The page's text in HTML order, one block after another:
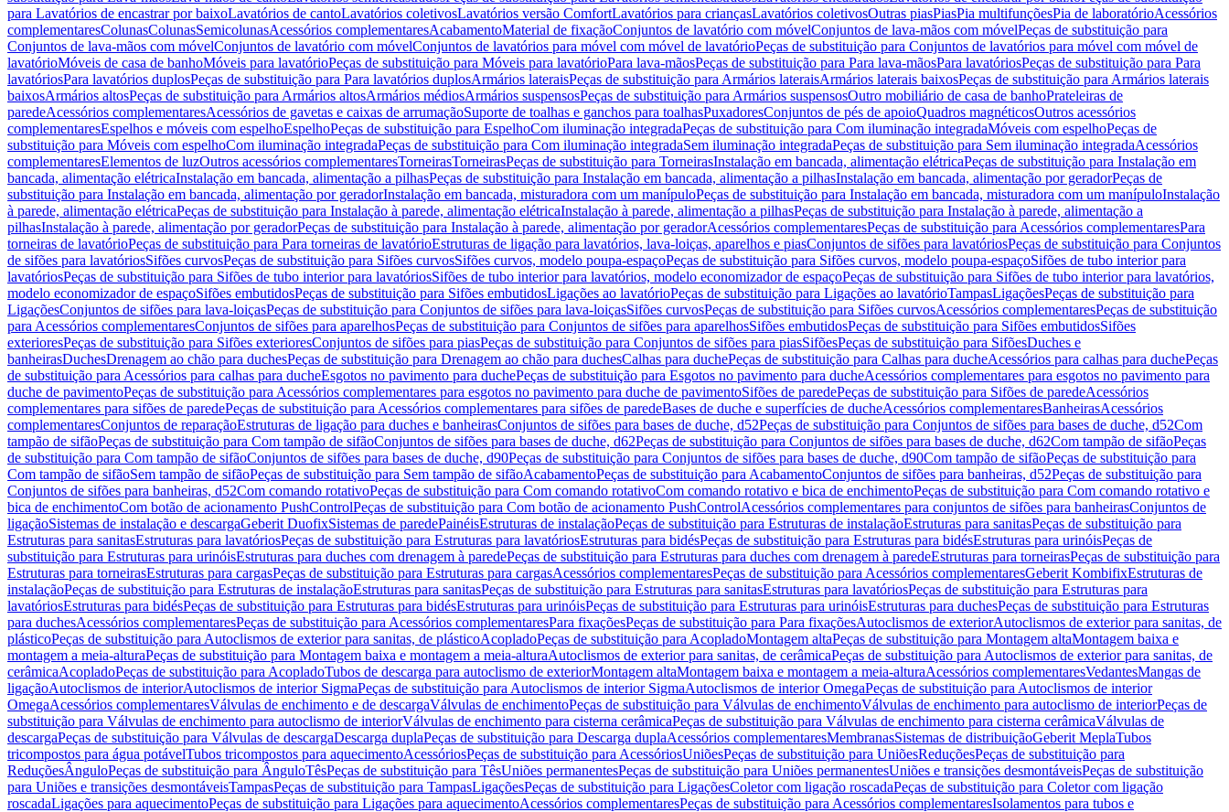
para Lavatórios de encastrar por baixoLavatórios de cantoLavatórios coletivosLavatórios versão ComfortLavatórios para criançasLavatórios coletivosOutras piasPiasPia multifunçõesPia de laboratórioAcessórios
complementaresColunasColunasSemicolunasAcessórios complementaresAcabamentoMaterial de fixaçãoConjuntos de lavatório com móvelConjuntos de lava-mãos com móvelPeças de substituição para
Conjuntos de lava-mãos com móvelConjuntos de lavatório com móvelConjuntos de lavatórios para móvel com móvel de lavatórioPeças de substituição para Conjuntos de lavatórios para móvel com móvel de
lavatórioMóveis de casa de banhoMóveis para lavatórioPeças de substituição para Móveis para lavatórioPara lava-mãosPeças de substituição para Para lava-mãosPara lavatóriosPeças de substituição para Para
lavatóriosPara lavatórios duplosPeças de substituição para Para lavatórios duplosArmários lateraisPeças de substituição para Armários lateraisArmários laterais baixosPeças de substituição para Armários laterais
baixosArmários altosPeças de substituição para Armários altosArmários médiosArmários suspensosPeças de substituição para Armários suspensosOutro mobiliário de casa de banhoPrateleiras de
paredeAcessórios complementaresAcessórios de gavetas e caixas de arrumaçãoSuporte de toalhas e ganchos para toalhasPuxadoresConjuntos de pés de apoioQuadros magnéticosOutros acessórios
complementaresEspelhos e móveis com espelhoEspelhoPeças de substituição para EspelhoCom iluminação integradaPeças de substituição para Com iluminação integradaMóveis com espelhoPeças de
substituição para Móveis com espelhoCom iluminação integradaPeças de substituição para Com iluminação integradaSem iluminação integradaPeças de substituição para Sem iluminação integradaAcessórios
complementaresElementos de luzOutros acessórios complementaresTorneirasTorneirasPeças de substituição para TorneirasInstalação em bancada, alimentação elétricaPeças de substituição para Instalação em
bancada, alimentação elétricaInstalação em bancada, alimentação a pilhasPeças de substituição para Instalação em bancada, alimentação a pilhasInstalação em bancada, alimentação por geradorPeças de
substituição para Instalação em bancada, alimentação por geradorInstalação em bancada, misturadora com um manípuloPeças de substituição para Instalação em bancada, misturadora com um manípuloInstalação
à parede, alimentação elétricaPeças de substituição para Instalação à parede, alimentação elétricaInstalação à parede, alimentação a pilhasPeças de substituição para Instalação à parede, alimentação a
pilhasInstalação à parede, alimentação por geradorPeças de substituição para Instalação à parede, alimentação por geradorAcessórios complementaresPeças de substituição para Acessórios complementaresPara
torneiras de lavatórioPeças de substituição para Para torneiras de lavatórioEstruturas de ligação para lavatórios, lava-loiças, aparelhos e piasConjuntos de sifões para lavatóriosPeças de substituição para Conjuntos
de sifões para lavatóriosSifões curvosPeças de substituição para Sifões curvosSifões curvos, modelo poupa-espaçoPeças de substituição para Sifões curvos, modelo poupa-espaçoSifões de tubo interior para
lavatóriosPeças de substituição para Sifões de tubo interior para lavatóriosSifões de tubo interior para lavatórios, modelo economizador de espaçoPeças de substituição para Sifões de tubo interior para lavatórios,
modelo economizador de espaçoSifões embutidosPeças de substituição para Sifões embutidosLigações ao lavatórioPeças de substituição para Ligações ao lavatórioTampasLigaçõesPeças de substituição para
LigaçõesConjuntos de sifões para lava-loiçasPeças de substituição para Conjuntos de sifões para lava-loiçasSifões curvosPeças de substituição para Sifões curvosAcessórios complementaresPeças de substituição
para Acessórios complementaresConjuntos de sifões para aparelhosPeças de substituição para Conjuntos de sifões para aparelhosSifões embutidosPeças de substituição para Sifões embutidosSifões
exterioresPeças de substituição para Sifões exterioresConjuntos de sifões para piasPeças de substituição para Conjuntos de sifões para piasSifõesPeças de substituição para SifõesDuches e
banheirasDuchesDrenagem ao chão para duchesPeças de substituição para Drenagem ao chão para duchesCalhas para duchePeças de substituição para Calhas para ducheAcessórios para calhas para duchePeças
de substituição para Acessórios para calhas para ducheEsgotos no pavimento para duchePeças de substituição para Esgotos no pavimento para ducheAcessórios complementares para esgotos no pavimento para
duche de pavimentoPeças de substituição para Acessórios complementares para esgotos no pavimento para duche de pavimentoSifões de paredePeças de substituição para Sifões de paredeAcessórios
complementares para sifões de paredePeças de substituição para Acessórios complementares para sifões de paredeBases de duche e superfícies de ducheAcessórios complementaresBanheirasAcessórios
complementaresConjuntos de reparaçãoEstruturas de ligação para duches e banheirasConjuntos de sifões para bases de duche, d52Peças de substituição para Conjuntos de sifões para bases de duche, d52Com
tampão de sifãoPeças de substituição para Com tampão de sifãoConjuntos de sifões para bases de duche, d62Peças de substituição para Conjuntos de sifões para bases de duche, d62Com tampão de sifãoPeças
de substituição para Com tampão de sifãoConjuntos de sifões para bases de duche, d90Peças de substituição para Conjuntos de sifões para bases de duche, d90Com tampão de sifãoPeças de substituição para
Com tampão de sifãoSem tampão de sifãoPeças de substituição para Sem tampão de sifãoAcabamentoPeças de substituição para AcabamentoConjuntos de sifões para banheiras, d52Peças de substituição para
Conjuntos de sifões para banheiras, d52Com comando rotativoPeças de substituição para Com comando rotativoCom comando rotativo e bica de enchimentoPeças de substituição para Com comando rotativo e
bica de enchimentoCom botão de acionamento PushControlPeças de substituição para Com botão de acionamento PushControlAcessórios complementares para conjuntos de sifões para banheirasConjuntos de
ligaçãoSistemas de instalação e descargaGeberit DuofixSistemas de paredePainéisEstruturas de instalaçãoPeças de substituição para Estruturas de instalaçãoEstruturas para sanitasPeças de substituição para
Estruturas para sanitasEstruturas para lavatóriosPeças de substituição para Estruturas para lavatóriosEstruturas para bidésPeças de substituição para Estruturas para bidésEstruturas para urinóisPeças de
substituição para Estruturas para urinóisEstruturas para duches com drenagem à paredePeças de substituição para Estruturas para duches com drenagem à paredeEstruturas para torneirasPeças de substituição para
Estruturas para torneirasEstruturas para cargasPeças de substituição para Estruturas para cargasAcessórios complementaresPeças de substituição para Acessórios complementaresGeberit KombifixEstruturas de
instalaçãoPeças de substituição para Estruturas de instalaçãoEstruturas para sanitasPeças de substituição para Estruturas para sanitasEstruturas para lavatóriosPeças de substituição para Estruturas para
lavatóriosEstruturas para bidésPeças de substituição para Estruturas para bidésEstruturas para urinóisPeças de substituição para Estruturas para urinóisEstruturas para duchesPeças de substituição para Estruturas
para duchesAcessórios complementaresPeças de substituição para Acessórios complementaresPara fixaçõesPeças de substituição para Para fixaçõesAutoclismos de exteriorAutoclismos de exterior para sanitas, de
plásticoPeças de substituição para Autoclismos de exterior para sanitas, de plásticoAcopladoPeças de substituição para AcopladoMontagem altaPeças de substituição para Montagem altaMontagem baixa e
montagem a meia-alturaPeças de substituição para Montagem baixa e montagem a meia-alturaAutoclismos de exterior para sanitas, de cerâmicaPeças de substituição para Autoclismos de exterior para sanitas, de
cerâmicaAcopladoPeças de substituição para AcopladoTubos de descarga para autoclismo de exteriorMontagem altaMontagem baixa e montagem a meia-alturaAcessórios complementaresVedantesMangas de
ligaçãoAutoclismos de interiorAutoclismos de interior SigmaPeças de substituição para Autoclismos de interior SigmaAutoclismos de interior OmegaPeças de substituição para Autoclismos de interior
OmegaAcessórios complementaresVálvulas de enchimento e de descargaVálvulas de enchimentoPeças de substituição para Válvulas de enchimentoVálvulas de enchimento para autoclismo de interiorPeças de
substituição para Válvulas de enchimento para autoclismo de interiorVálvulas de enchimento para cisterna cerâmicaPeças de substituição para Válvulas de enchimento para cisterna cerâmicaVálvulas de
descargaPeças de substituição para Válvulas de descargaDescarga duplaPeças de substituição para Descarga duplaAcessórios complementaresMembranasSistemas de distribuiçãoGeberit MeplaTubos
tricompostos para água potávelTubos tricompostos para aquecimentoAcessóriosPeças de substituição para AcessóriosUniõesPeças de substituição para UniõesReduçõesPeças de substituição para
ReduçõesÂnguloPeças de substituição para ÂnguloTêsPeças de substituição para TêsUniões permanentesPeças de substituição para Uniões permanentesUniões e transições desmontáveisPeças de substituição
para Uniões e transições desmontáveisTampasPeças de substituição para TampasLigaçõesPeças de substituição para LigaçõesColetor com ligação roscadaPeças de substituição para Coletor com ligação
roscadaLigações para aquecimentoPeças de substituição para Ligações para aquecimentoAcessórios complementaresPeças de substituição para Acessórios complementaresIsolamentos para tubos e